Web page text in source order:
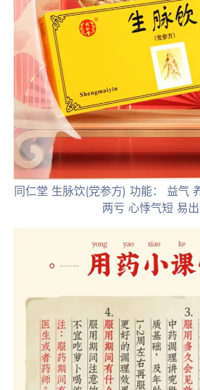
同仁堂 生脉饮(党参方) 功能： 益气
两亏 心悸气短 易